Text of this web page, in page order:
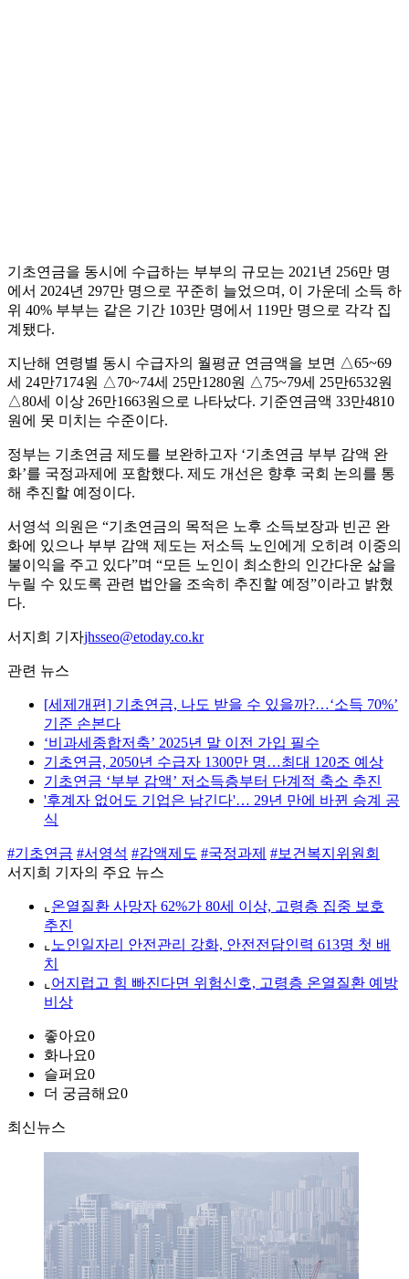
기초연금을 동시에 수급하는 부부의 규모는 2021년 256만 명
에서 2024년 297만 명으로 꾸준히 늘었으며, 이 가운데 소득 하
위 40% 부부는 같은 기간 103만 명에서 119만 명으로 각각 집
계됐다.
지난해 연령별 동시 수급자의 월평균 연금액을 보면 △65~69
세 24만7174원 △70~74세 25만1280원 △75~79세 25만6532원
△80세 이상 26만1663원으로 나타났다. 기준연금액 33만4810
원에 못 미치는 수준이다.
정부는 기초연금 제도를 보완하고자 ‘기초연금 부부 감액 완
화’를 국정과제에 포함했다. 제도 개선은 향후 국회 논의를 통
해 추진할 예정이다.
서영석 의원은 “기초연금의 목적은 노후 소득보장과 빈곤 완
화에 있으나 부부 감액 제도는 저소득 노인에게 오히려 이중의
불이익을 주고 있다”며 “모든 노인이 최소한의 인간다운 삶을
누릴 수 있도록 관련 법안을 조속히 추진할 예정”이라고 밝혔
다.
서지희 기자jhsseo@etoday.co.kr
관련 뉴스
[세제개편] 기초연금, 나도 받을 수 있을까?…‘소득 70%’
기준 손본다
‘비과세종합저축’ 2025년 말 이전 가입 필수
기초연금, 2050년 수급자 1300만 명…최대 120조 예상
기초연금 ‘부부 감액’ 저소득층부터 단계적 축소 추진
'후계자 없어도 기업은 남긴다'… 29년 만에 바뀐 승계 공
식
#기초연금 #서영석 #감액제도 #국정과제 #보건복지위원회
서지희 기자의 주요 뉴스
⌞ 온열질환 사망자 62%가 80세 이상, 고령층 집중 보호
추진
⌞ 노인일자리 안전관리 강화, 안전전담인력 613명 첫 배
치
⌞ 어지럽고 힘 빠진다면 위험신호, 고령층 온열질환 예방
비상
좋아요0
화나요0
슬퍼요0
더 궁금해요0
최신뉴스